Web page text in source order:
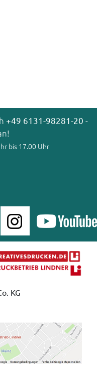
+49 6131-98281-20 -
bis 17.00 Uhr
KG